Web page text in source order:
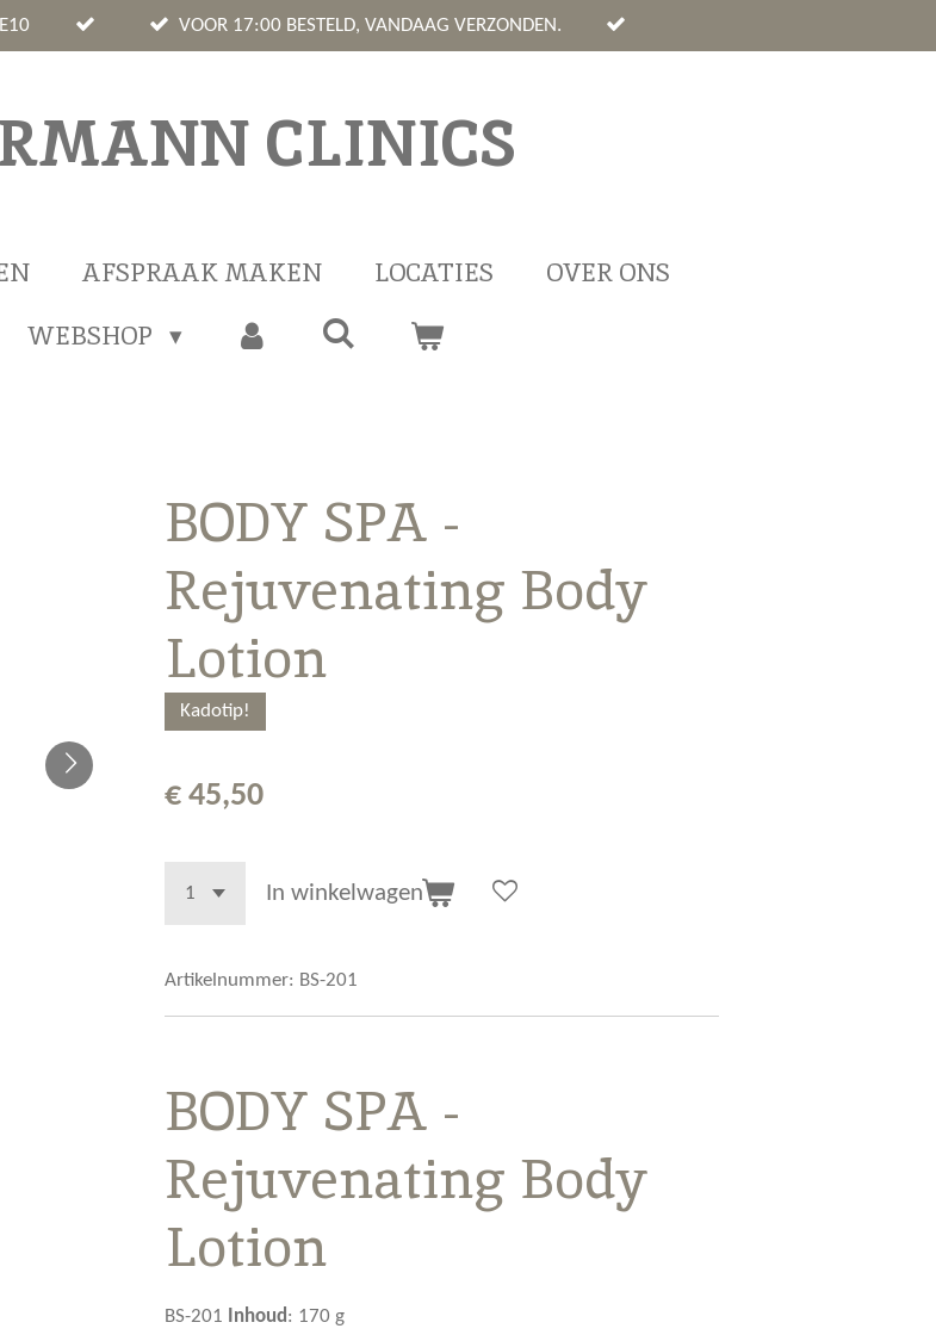
VOOR 17:00 BESTELD, VANDAAG VERZONDEN.
CLINICS
AFSPRAAK MAKEN LOCATIES
OVER ONS
WEBSHOP
BODY SPA -
Rejuvenating Body
Lotion
Kadotip!
€ 45,50
In winkelwagen
Artikelnummer: BS-201
BODY SPA -
Rejuvenating Body
Lotion
BS-201 Inhoud: 170 g